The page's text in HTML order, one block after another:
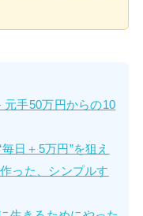
手50万円からの10
日＋5万円”を狙え
った、シンプルす